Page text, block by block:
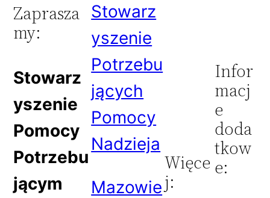
Zaprasza
my:
Stowarz
yszenie
Pomocy
Potrzebu
jącym
Stowarz
yszenie
Potrzebu
jących
Pomocy
Nadzieja
Mazowie
Więce
j:
Infor
macj
e
doda
tkow
e: